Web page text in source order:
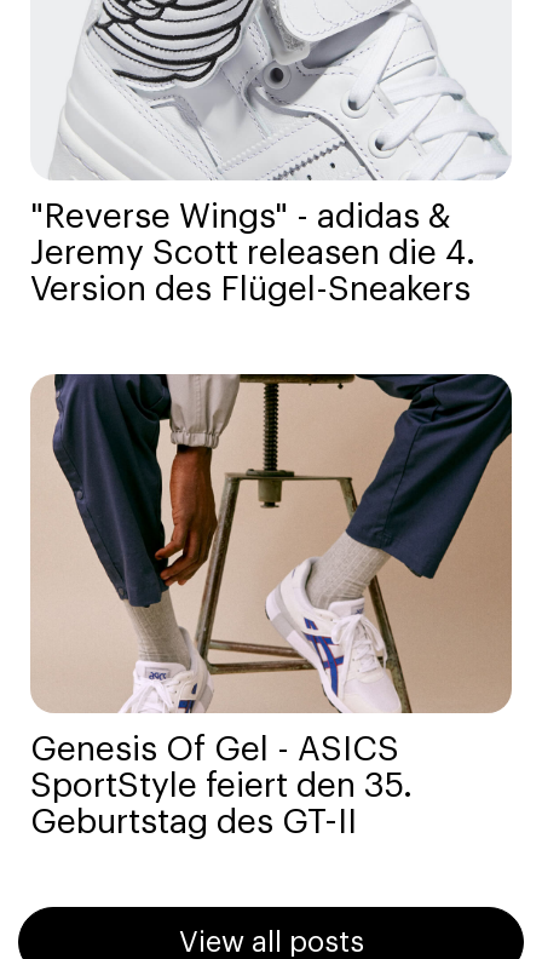
"Reverse Wings" - adidas &
Jeremy Scott releasen die 4.
Version des Flügel-Sneakers
Genesis Of Gel - ASICS
SportStyle feiert den 35.
Geburtstag des GT-II
View all posts